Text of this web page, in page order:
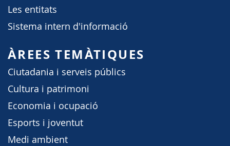
Les entitats
Sistema intern d'informació
ÀREES TEMÀTIQUES
Ciutadania i serveis públics
Cultura i patrimoni
Economia i ocupació
Esports i joventut
Medi ambient